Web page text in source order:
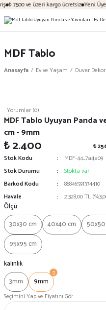
₺ 7500 ve üzeri kargo ücretsiz Yeni
MDF Tablo
Anasayfa Ev ve Yaşam Duvar
Yorumlar (0)
MDF Tablo Uyuyan Panda
cm - 9mm
₺ 2.400 ₺
Stok Kodu
MDF-44_7a4a09
Stok Durumu
Stokta var
Barkod Kodu
86846591374410
Havale
2.328,00 TL
Ölçü
30x30 cm
40x40 cm
95x95 cm
kalınlık
3mm
9mm
Seçimini Yap ve Fiyatını Gör